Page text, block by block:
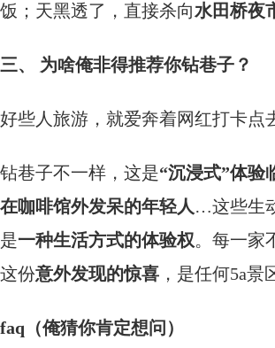
饭；天黑透了，直接杀向水田桥夜
三、 为啥俺非得推荐你钻巷子？
好些人旅游，就爱奔着网红打卡点
钻巷子不一样，这是“沉浸式”体验
在咖啡馆外发呆的年轻人 …这些生
是一种生活方式的体验权。每一家
这份意外发现的惊喜 ，是任何5a
faq（俺猜你肯定想问）